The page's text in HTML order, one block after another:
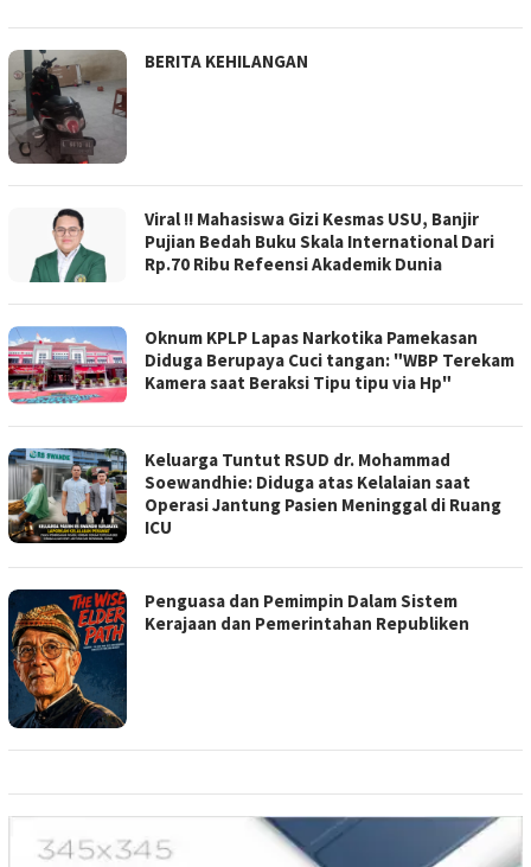
BERITA KEHILANGAN
Viral !! Mahasiswa Gizi Kesmas USU, Banjir
Pujian Bedah Buku Skala International Dari
Rp.70 Ribu Refeensi Akademik Dunia
Oknum KPLP Lapas Narkotika Pamekasan
Diduga Berupaya Cuci tangan: "WBP Terekam
Kamera saat Beraksi Tipu tipu via Hp"
Keluarga Tuntut RSUD dr. Mohammad
Soewandhie: Diduga atas Kelalaian saat
Operasi Jantung Pasien Meninggal di Ruang
ICU
Penguasa dan Pemimpin Dalam Sistem
Kerajaan dan Pemerintahan Republiken